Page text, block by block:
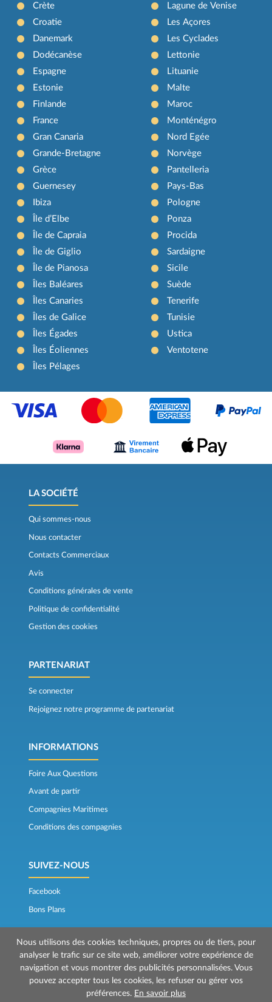
Crète
Croatie
Danemark
Dodécanèse
Espagne
Estonie
Finlande
France
Gran Canaria
Grande-Bretagne
Grèce
Guernesey
Ibiza
Île d’Elbe
Île de Capraia
Île de Giglio
Île de Pianosa
Îles Baléares
Îles Canaries
Îles de Galice
Îles Égades
Îles Éoliennes
Îles Pélages
Lagune de Venise
Les Açores
Les Cyclades
Lettonie
Lituanie
Malte
Maroc
Monténégro
Nord Egée
Norvège
Pantelleria
Pays-Bas
Pologne
Ponza
Procida
Sardaigne
Sicile
Suède
Tenerife
Tunisie
Ustica
Ventotene
LA SOCIÉTÉ
Qui sommes-nous
Nous contacter
Contacts Commerciaux
Avis
Conditions générales de vente
Politique de confidentialité
Gestion des cookies
PARTENARIAT
Se connecter
Rejoignez notre programme de partenariat
INFORMATIONS
Foire Aux Questions
Avant de partir
Compagnies Maritimes
Conditions des compagnies
SUIVEZ-NOUS
Facebook
Bons Plans
© 2026 Mr Ferry est géré par Prenotazioni24 s.r.l.
Nous utilisons des cookies techniques, propres ou de tiers, pour
analyser le trafic sur ce site web, améliorer votre expérience de
navigation et vous montrer des publicités personnalisées. Vous
pouvez accepter tous les cookies, les refuser ou gérer vos
préférences. En savoir plus